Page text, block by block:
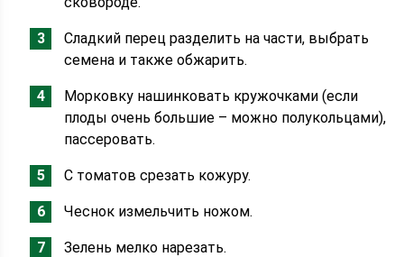
Сладкий перец разделить на части, выбрать
семена и также обжарить.
Морковку нашинковать кружочками (если
плоды очень большие – можно полукольцами),
пассеровать.
С томатов срезать кожуру.
Чеснок измельчить ножом.
Зелень мелко нарезать.